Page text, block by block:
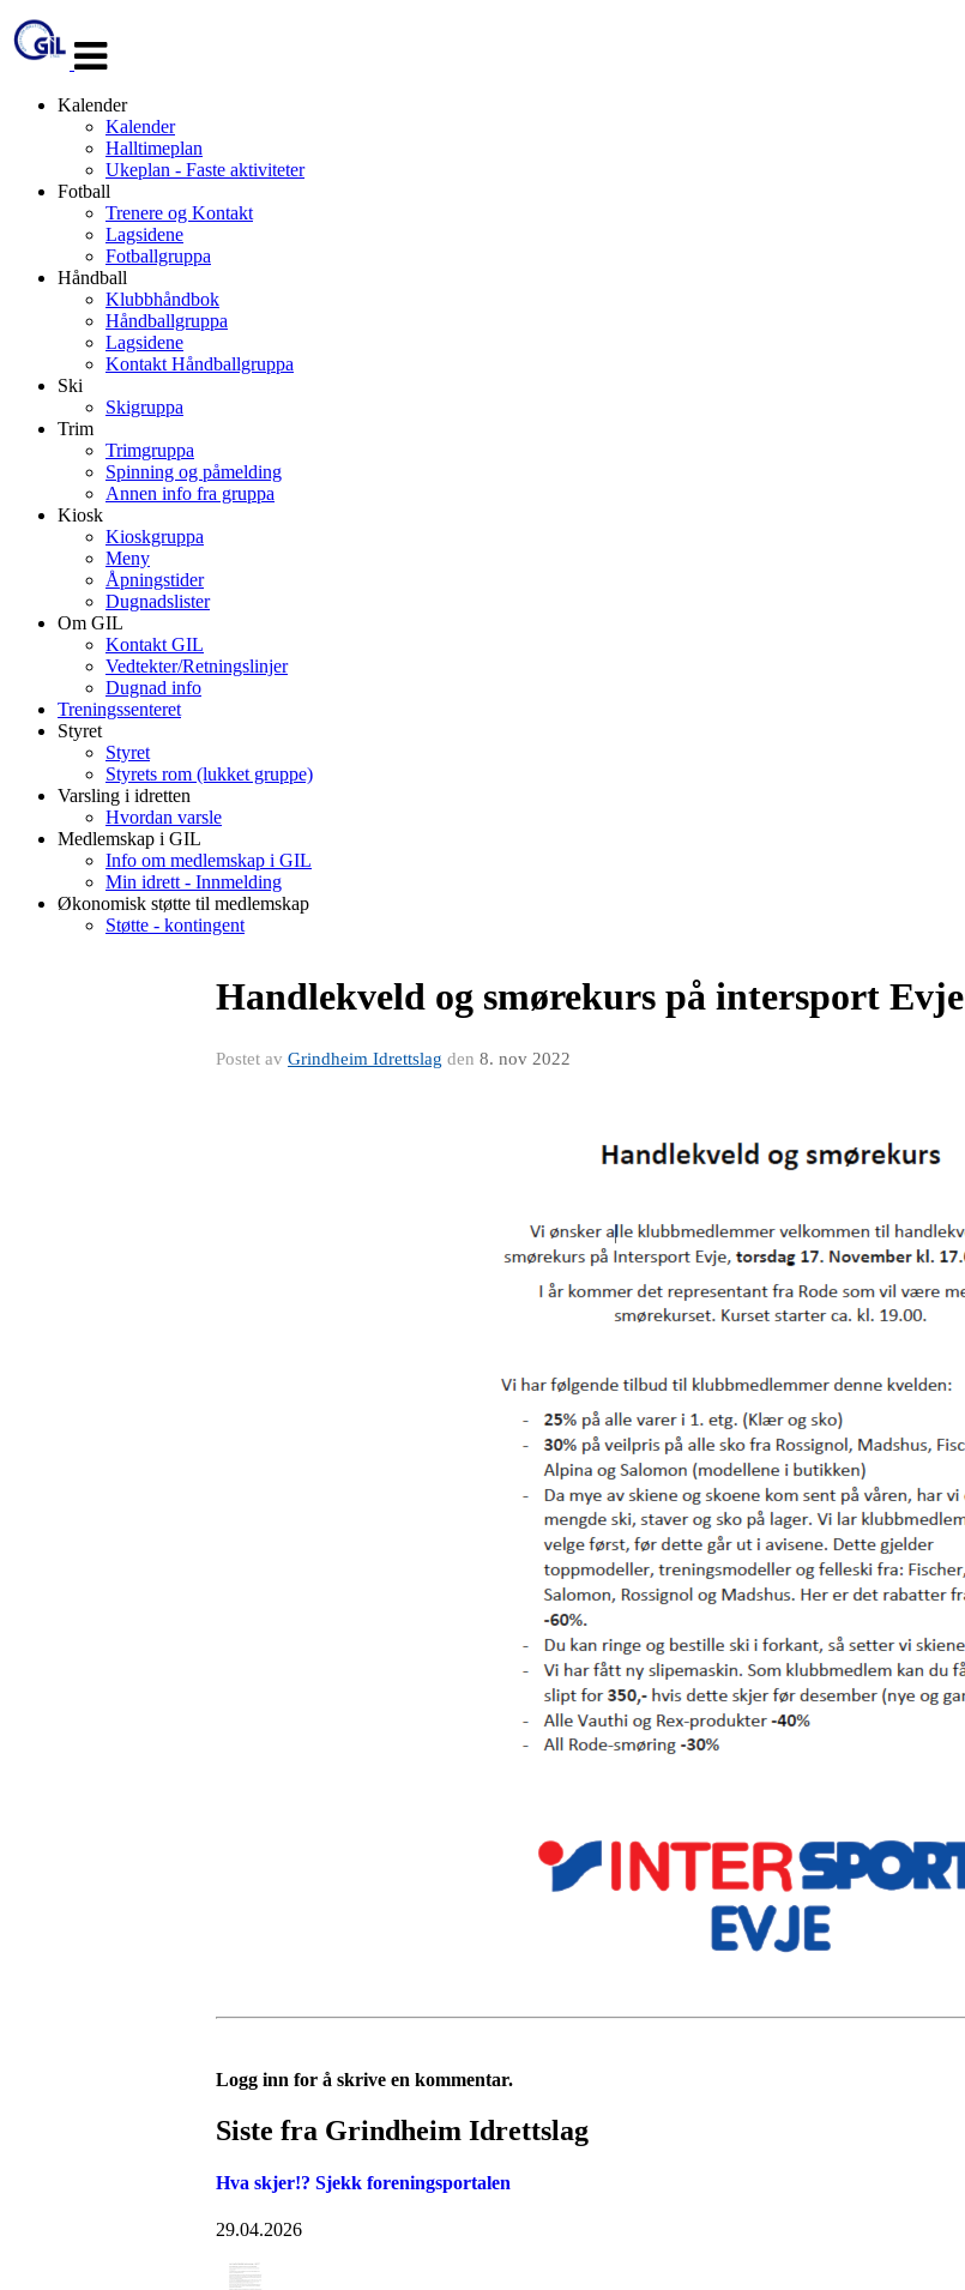
navigasjon
Kalender
Kalender
Halltimeplan
Ukeplan - Faste aktiviteter
Fotball
Trenere og Kontakt
Lagsidene
Fotballgruppa
Håndball
Klubbhåndbok
Håndballgruppa
Lagsidene
Kontakt Håndballgruppa
Ski
Skigruppa
Trim
Trimgruppa
Spinning og påmelding
Annen info fra gruppa
Kiosk
Kioskgruppa
Meny
Åpningstider
Dugnadslister
Om GIL
Kontakt GIL
Vedtekter/Retningslinjer
Dugnad info
Treningssenteret
Styret
Styret
Styrets rom (lukket gruppe)
Varsling i idretten
Hvordan varsle
Medlemskap i GIL
Info om medlemskap i GIL
Min idrett - Innmelding
Økonomisk støtte til medlemskap
Støtte - kontingent
Handlekveld og smørekurs på intersport Evje
Postet av Grindheim Idrettslag den 8. nov 2022
Logg inn for å skrive en kommentar.
Siste fra Grindheim Idrettslag
Hva skjer!? Sjekk foreningsportalen
29.04.2026